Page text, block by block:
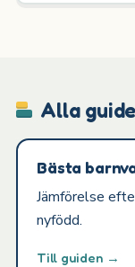
Alla
Bästa
Jämförelse
nyfödd.
Till guiden →